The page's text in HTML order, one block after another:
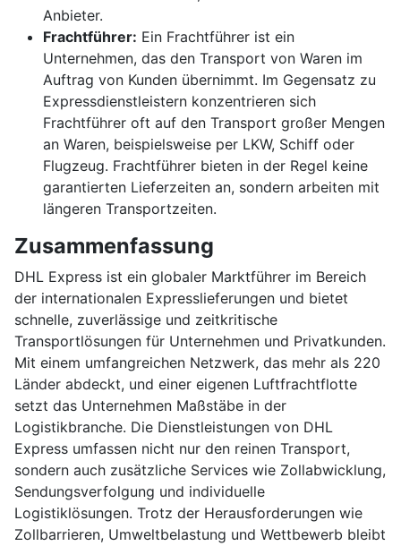
Anbieter.
Frachtführer: Ein Frachtführer ist ein
Unternehmen, das den Transport von Waren im
Auftrag von Kunden übernimmt. Im Gegensatz zu
Expressdienstleistern konzentrieren sich
Frachtführer oft auf den Transport großer Mengen
an Waren, beispielsweise per LKW, Schiff oder
Flugzeug. Frachtführer bieten in der Regel keine
garantierten Lieferzeiten an, sondern arbeiten mit
längeren Transportzeiten.
Zusammenfassung
DHL Express ist ein globaler Marktführer im Bereich
der internationalen Expresslieferungen und bietet
schnelle, zuverlässige und zeitkritische
Transportlösungen für Unternehmen und Privatkunden.
Mit einem umfangreichen Netzwerk, das mehr als 220
Länder abdeckt, und einer eigenen Luftfrachtflotte
setzt das Unternehmen Maßstäbe in der
Logistikbranche. Die Dienstleistungen von DHL
Express umfassen nicht nur den reinen Transport,
sondern auch zusätzliche Services wie Zollabwicklung,
Sendungsverfolgung und individuelle
Logistiklösungen. Trotz der Herausforderungen wie
Zollbarrieren, Umweltbelastung und Wettbewerb bleibt